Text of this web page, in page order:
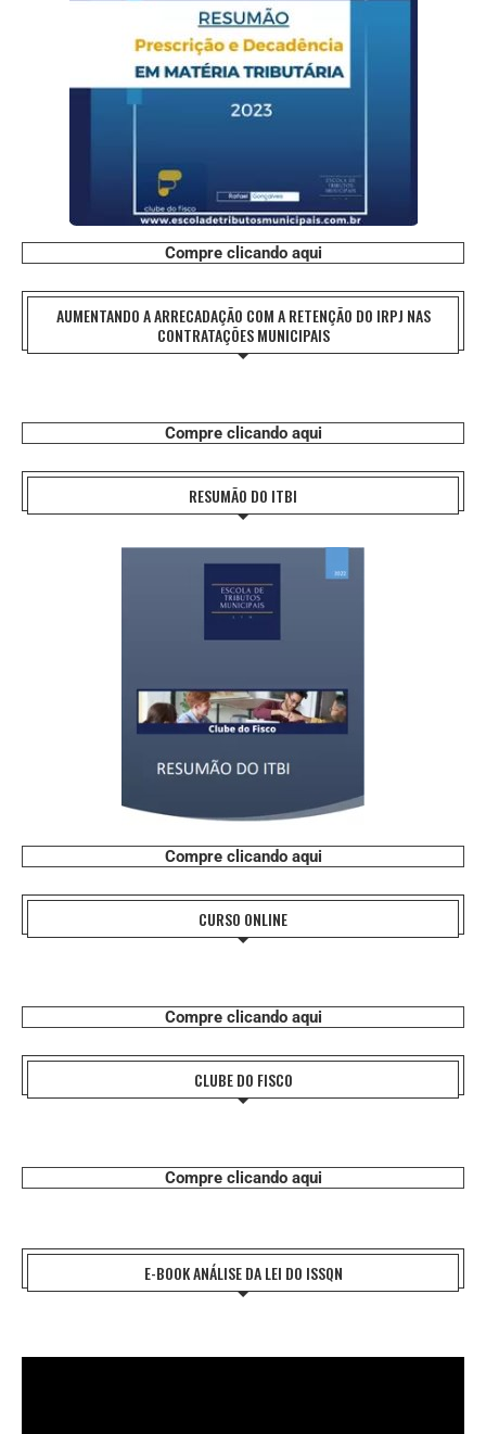
Compre clicando aqui
AUMENTANDO A ARRECADAÇÃO COM A RETENÇÃO DO IRPJ NAS
CONTRATAÇÕES MUNICIPAIS
Compre clicando aqui
RESUMÃO DO ITBI
Compre clicando aqui
CURSO ONLINE
Compre clicando aqui
CLUBE DO FISCO
Compre clicando aqui
E-BOOK ANÁLISE DA LEI DO ISSQN